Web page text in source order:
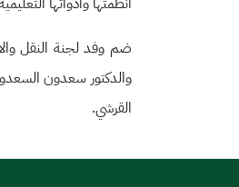
ضم وفد لجنة النقل
والدكتور سعدون
القرشي.​